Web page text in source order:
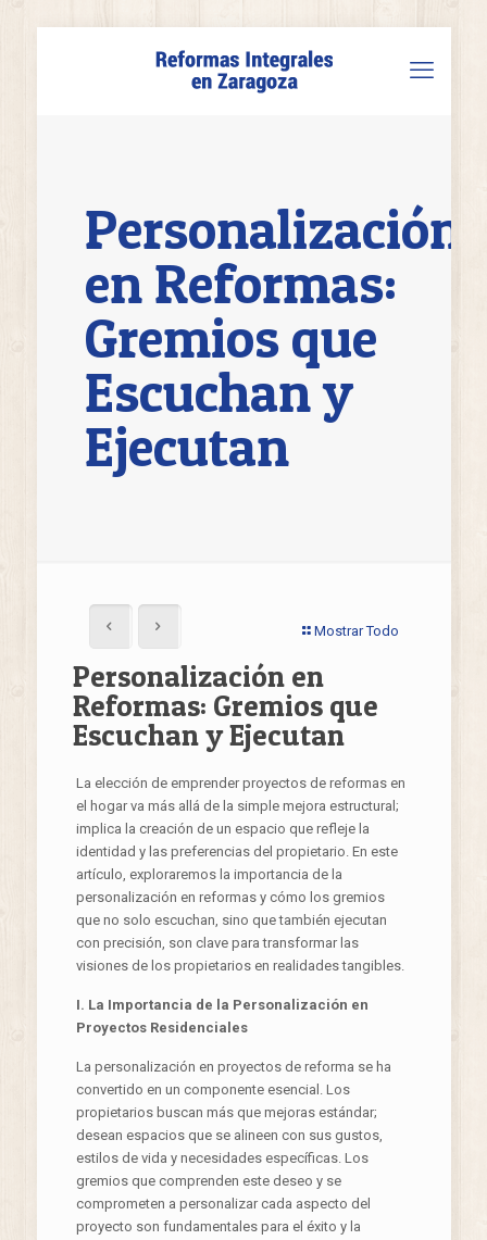
Personalización
en Reformas:
Gremios que
Escuchan y
Ejecutan
Mostrar Todo
Personalización en
Reformas: Gremios que
Escuchan y Ejecutan
La elección de emprender proyectos de reformas en
el hogar va más allá de la simple mejora estructural;
implica la creación de un espacio que refleje la
identidad y las preferencias del propietario. En este
artículo, exploraremos la importancia de la
personalización en reformas y cómo los gremios
que no solo escuchan, sino que también ejecutan
con precisión, son clave para transformar las
visiones de los propietarios en realidades tangibles.
I. La Importancia de la Personalización en
Proyectos Residenciales
La personalización en proyectos de reforma se ha
convertido en un componente esencial. Los
propietarios buscan más que mejoras estándar;
desean espacios que se alineen con sus gustos,
estilos de vida y necesidades específicas. Los
gremios que comprenden este deseo y se
comprometen a personalizar cada aspecto del
proyecto son fundamentales para el éxito y la